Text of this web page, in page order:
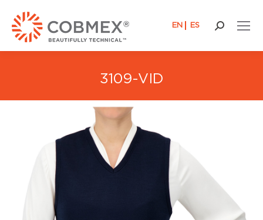
EN ES
3109-VID